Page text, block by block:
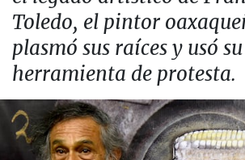
Toledo, el pintor
plasmó sus raíces y usó
herramienta de protesta.